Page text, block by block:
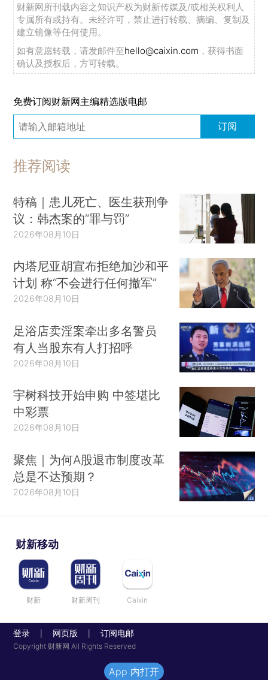
财新网所刊载内容之知识产权为财新传媒及/或相关权利人
专属所有或持有。未经许可，禁止进行转载、摘编、复制及
建立镜像等任何使用。
如有意愿转载，请发邮件至hello@caixin.com ，获得书面
确认及授权后，方可转载。
免费订阅财新网主编精选版电邮
订阅
推荐阅读
特稿｜患儿死亡、医生获刑争
议：韩杰案的“罪与罚”
2026年08月10日
内塔尼亚胡宣布拒绝加沙和平
计划 称“不会进行任何撤军”
2026年08月10日
足浴店卖淫案牵出多名警员
有人当股东有人打招呼
2026年08月10日
宇树科技开始申购 中签堪比
中彩票
2026年08月10日
聚焦｜为何A股退市制度改革
总是不达预期？
2026年08月10日
财新移动
财新 财新周刊 Caixin
登录 网页版 订阅电邮
Copyright 财新网 All Rights Reserved
App 内打开